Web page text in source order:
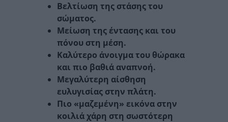
Βελτίωση της στάσης του
σώματος.
Μείωση της έντασης και του
πόνου στη μέση.
Καλύτερο άνοιγμα του θώρακα
και πιο βαθιά αναπνοή.
Μεγαλύτερη αίσθηση
ευλυγισίας στην πλάτη.
Πιο «μαζεμένη» εικόνα στην
κοιλιά χάρη στη σωστότερη